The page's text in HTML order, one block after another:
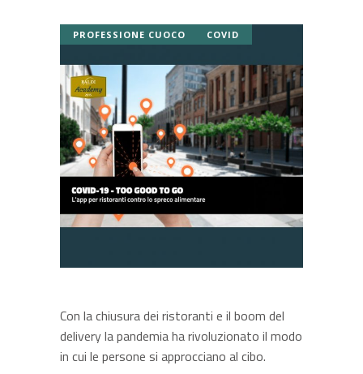
PROFESSIONE CUOCO COVID
Con la chiusura dei ristoranti e il boom del
delivery la pandemia ha rivoluzionato il modo
in cui le persone si approcciano al cibo.